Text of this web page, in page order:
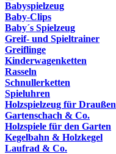
Babyspielzeug
Baby-Clips
Baby´s Spielzeug
Greif- und Spieltrainer
Greiflinge
Kinderwagenketten
Rasseln
Schnullerketten
Spieluhren
Holzspielzeug für Draußen
Gartenschach & Co.
Holzspiele für den Garten
Kegelbahn & Holzkegel
Laufrad & Co.